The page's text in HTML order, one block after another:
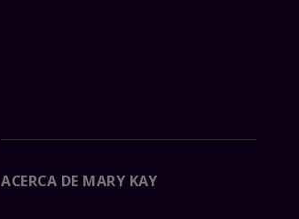
ACERCA DE MARY KAY